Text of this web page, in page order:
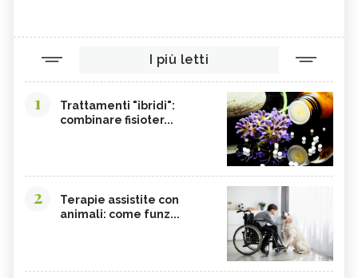
I più letti
1
Trattamenti "ibridi":
combinare fisioter...
2
Terapie assistite con
animali: come funz...